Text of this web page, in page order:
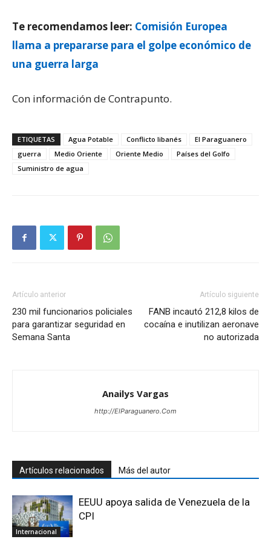
Te recomendamos leer: Comisión Europea
llama a prepararse para el golpe económico de
una guerra larga
Con información de Contrapunto.
ETIQUETAS Agua Potable Conflicto libanés
El Paraguanero
guerra
Medio Oriente Oriente Medio
Países del Golfo
Suministro de agua
Artículo anterior
230 mil funcionarios policiales
para garantizar seguridad en
Semana Santa
Artículo siguiente
FANB incautó 212,8 kilos de
cocaína e inutilizan aeronave
no autorizada
Anailys Vargas
http://ElParaguanero.Com
Artículos relacionados Más del autor
Internacional
EEUU apoya salida de Venezuela de la
CPI